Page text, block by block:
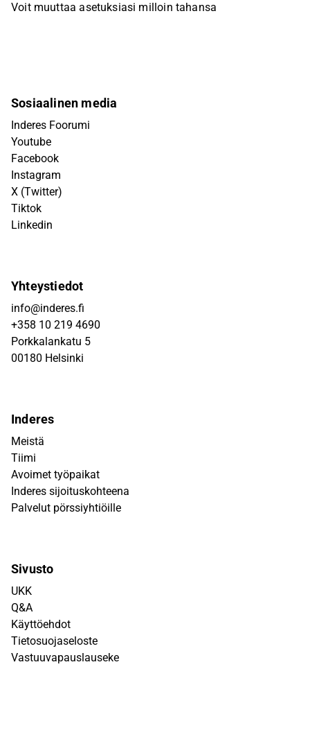
Voit muuttaa asetuksiasi milloin tahansa
Sosiaalinen media
Inderes Foorumi
Youtube
Facebook
Instagram
X (Twitter)
Tiktok
Linkedin
Yhteystiedot
info@inderes.fi
+358 10 219 4690
Porkkalankatu 5
00180 Helsinki
Inderes
Meistä
Tiimi
Avoimet työpaikat
Inderes sijoituskohteena
Palvelut pörssiyhtiöille
Sivusto
UKK
Q&A
Käyttöehdot
Tietosuojaseloste
Vastuuvapauslauseke